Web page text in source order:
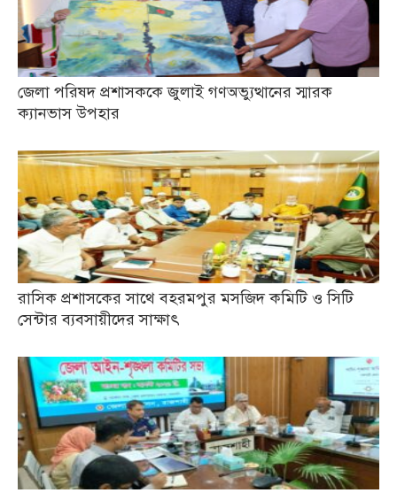
জেলা পরিষদ প্রশাসককে জুলাই গণঅভ্যুত্থানের স্মারক
ক্যানভাস উপহার
রাসিক প্রশাসকের সাথে বহরমপুর মসজিদ কমিটি ও সিটি
সেন্টার ব্যবসায়ীদের সাক্ষাৎ